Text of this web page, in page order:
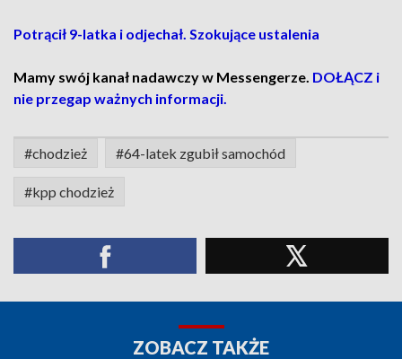
Potrącił 9-latka i odjechał. Szokujące ustalenia
Mamy swój kanał nadawczy w Messengerze. DOŁĄCZ i
nie przegap ważnych informacji.
#chodzież #64-latek zgubił samochód
#kpp chodzież
ZOBACZ TAKŻE